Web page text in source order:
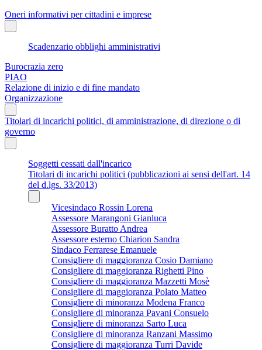
Oneri informativi per cittadini e imprese
Scadenzario obblighi amministrativi
Burocrazia zero
PIAO
Relazione di inizio e di fine mandato
Organizzazione
Titolari di incarichi politici, di amministrazione, di direzione o di
governo
Soggetti cessati dall'incarico
Titolari di incarichi politici (pubblicazioni ai sensi dell'art. 14
del d.lgs. 33/2013)
Vicesindaco Rossin Lorena
Assessore Marangoni Gianluca
Assessore Buratto Andrea
Assessore esterno Chiarion Sandra
Sindaco Ferrarese Emanuele
Consigliere di maggioranza Cosio Damiano
Consigliere di maggioranza Righetti Pino
Consigliere di maggioranza Mazzetti Mosè
Consigliere di maggioranza Polato Matteo
Consigliere di minoranza Modena Franco
Consigliere di minoranza Pavani Consuelo
Consigliere di minoranza Sarto Luca
Consigliere di minoranza Ranzani Massimo
Consigliere di maggioranza Turri Davide